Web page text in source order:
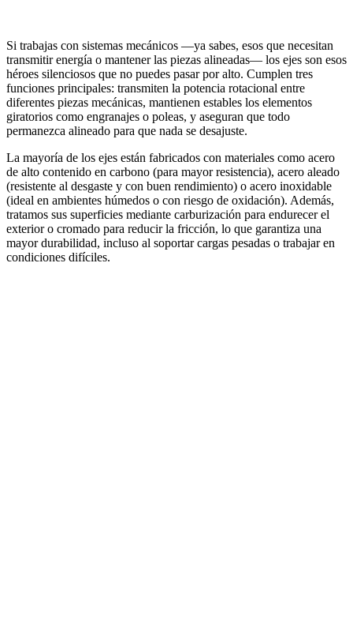
Si trabajas con sistemas mecánicos —ya sabes, esos que necesitan
transmitir energía o mantener las piezas alineadas— los ejes son esos
héroes silenciosos que no puedes pasar por alto. Cumplen tres
funciones principales: transmiten la potencia rotacional entre
diferentes piezas mecánicas, mantienen estables los elementos
giratorios como engranajes o poleas, y aseguran que todo
permanezca alineado para que nada se desajuste.
La mayoría de los ejes están fabricados con materiales como acero
de alto contenido en carbono (para mayor resistencia), acero aleado
(resistente al desgaste y con buen rendimiento) o acero inoxidable
(ideal en ambientes húmedos o con riesgo de oxidación). Además,
tratamos sus superficies mediante carburización para endurecer el
exterior o cromado para reducir la fricción, lo que garantiza una
mayor durabilidad, incluso al soportar cargas pesadas o trabajar en
condiciones difíciles.